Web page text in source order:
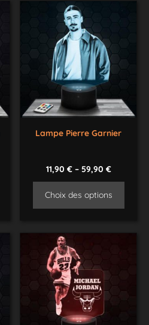
Lampe Pierre Garnier
11,90 €– 59,90 €
Choix des options